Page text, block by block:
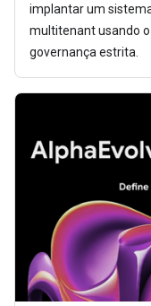
implantar um
multitenant usando o
governança estrita.